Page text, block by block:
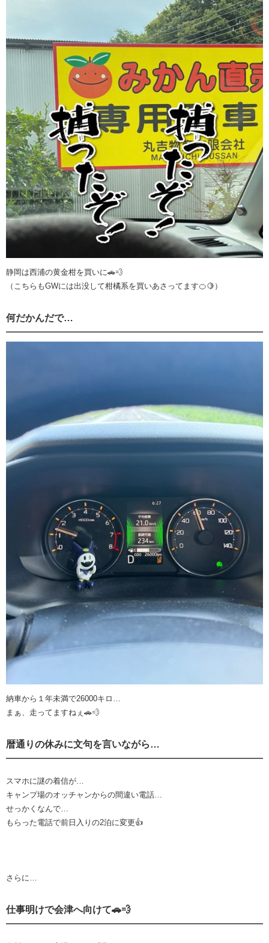
静岡は西浦の黄金柑を買いに🚗💨
（こちらもGWには出没して柑橘系を買いあさってます🍊🍋）
何だかんだで…
納車から１年未満で26000キロ…
まぁ、走ってますねぇ🚗💨
暦通りの休みに文句を言いながら…
スマホに謎の着信が…
キャンプ場のオッチャンからの間違い電話…
せっかくなんで…
もらった電話で前日入りの2泊に変更👍
さらに…
仕事明けで会津へ向けて🚗💨